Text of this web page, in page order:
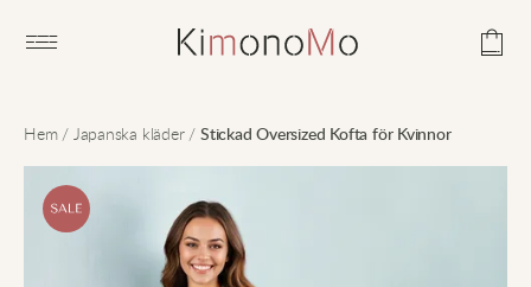
Open main menu
Hem/ Japanska kläder/ Stickad Oversized Kofta för Kvinnor